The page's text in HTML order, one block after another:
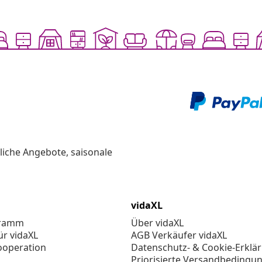
Angebote, saisonale
vidaXL
vidaXL
Über vidaXL
AGB Verkäufer vidaXL
Datenschutz- & Cookie-